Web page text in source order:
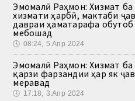
Эмомалӣ Раҳмон: Хизмат ба
хизмати ҳарбӣ, мактаби
давраи ҳаматарафа
мебошад
🕔 08:24, 5.Апр 2024
Эмомалӣ Раҳмон: Хизмат
қарзи фарзандии ҳар як
меравад
🕔 17:18, 3.Апр 2024